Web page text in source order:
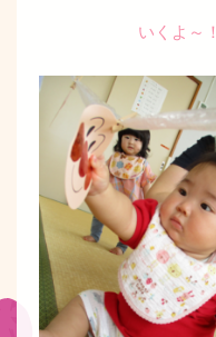
いくよ～！